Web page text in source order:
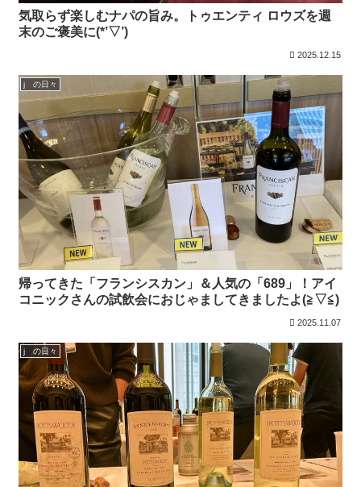
気取らず楽しむナパの旨み。トゥエンティ ロウズを週
末のご褒美に(*’▽’)
2025.12.15
j の日々
帰ってきた「フランシスカン」＆人気の「689」！アイ
コニックさんの試飲会におじゃましてきましたよ(≧▽≦)
2025.11.07
j の日々